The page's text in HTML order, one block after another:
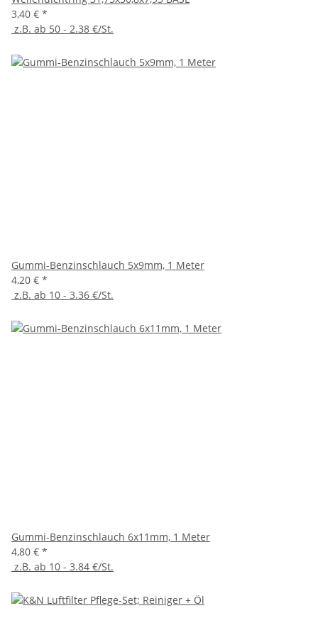
3,40 € *
z.B. ab 50 - 2.38 €/St.
Gummi-Benzinschlauch 5x9mm, 1 Meter
4,20 € *
z.B. ab 10 - 3.36 €/St.
Gummi-Benzinschlauch 6x11mm, 1 Meter
4,80 € *
z.B. ab 10 - 3.84 €/St.